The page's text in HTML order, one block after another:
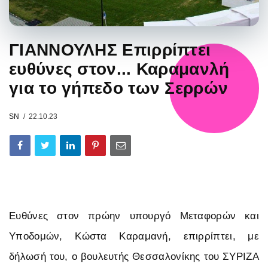
ΓΙΑΝΝΟΥΛΗΣ Επιρρίπτει
ευθύνες στον... Καραμανλή
για το γήπεδο των Σερρών
SN 22.10.23
Ευθύνες στον πρώην υπουργό Μεταφορών και
Υποδομών, Κώστα Καραμανή, επιρρίπτει, με
δήλωσή του, ο βουλευτής Θεσσαλονίκης του ΣΥΡΙΖΑ